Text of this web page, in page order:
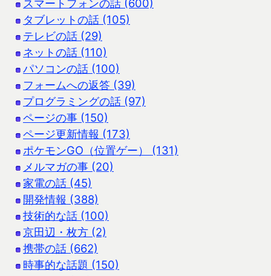
スマートフォンの話 (600)
タブレットの話 (105)
テレビの話 (29)
ネットの話 (110)
パソコンの話 (100)
フォームへの返答 (39)
プログラミングの話 (97)
ページの事 (150)
ページ更新情報 (173)
ポケモンGO（位置ゲー） (131)
メルマガの事 (20)
家電の話 (45)
開発情報 (388)
技術的な話 (100)
京田辺・枚方 (2)
携帯の話 (662)
時事的な話題 (150)